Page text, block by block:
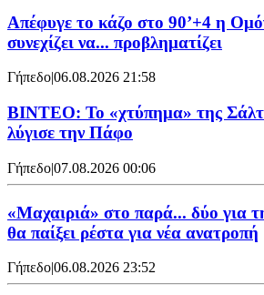
Απέφυγε το κάζο στο 90’+4 η
συνεχίζει να... προβληματίζει
Γήπεδο|06.08.2026 21:58
ΒΙΝΤΕΟ: Το «χτύπημα» της
λύγισε την Πάφο
Γήπεδο|07.08.2026 00:06
«Μαχαιριά» στο παρά... δύο για
θα παίξει ρέστα για νέα ανατροπή
Γήπεδο|06.08.2026 23:52